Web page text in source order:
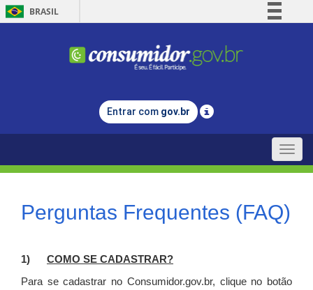
BRASIL
Comunica BR
Legislação
Entrar com gov.br
Toggle
Perguntas Frequentes (FAQ)
1) COMO SE CADASTRAR?
Para se cadastrar no Consumidor.gov.br, clique no botão